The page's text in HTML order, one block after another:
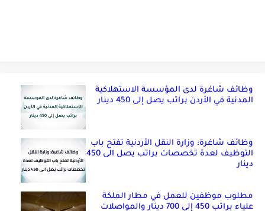
وظائف شاغرة لدى المؤسسة الاستهلاكية
المدنية في الأردن براتب يصل إلى 450 دينار
وظائف شاغرة: وزارة النقل الأردنية تفتح باب
التوظيف لعدة تخصصات براتب يصل الى 450
دينار
مطلوب موظفين للعمل في مطار الملكة
علياء براتب 450 إلى 700 دينار والمواصلات